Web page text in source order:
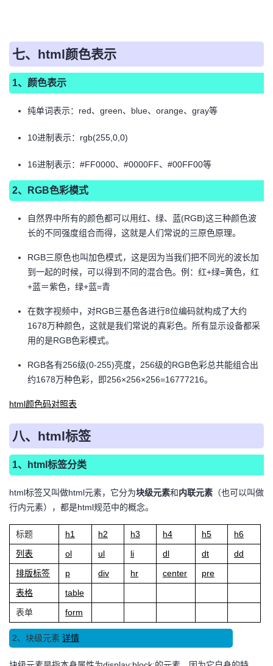
七、html颜色表示
1、颜色表示
纯单词表示：red、green、blue、orange、gray等
10进制表示：rgb(255,0,0)
16进制表示：#FF0000、#0000FF、#00FF00等
2、RGB色彩模式
自然界中所有的颜色都可以用红、绿、蓝(RGB)这三种颜色波
长的不同强度组合而得，这就是人们常说的三原色原理。
RGB三原色也叫加色模式，这是因为当我们把不同光的波长加
到一起的时候，可以得到不同的混合色。例：红+绿=黄色，红
+蓝＝紫色，绿+蓝=青
在数字视频中，对RGB三基色各进行8位编码就构成了大约
1678万种颜色，这就是我们常说的真彩色。所有显示设备都采
用的是RGB色彩模式。
RGB各有256级(0-255)亮度，256级的RGB色彩总共能组合出
约1678万种色彩，即256×256×256=16777216。
html颜色码对照表
八、html标签
1、html标签分类
html标签又叫做html元素，它分为块级元素和内联元素 （也可以叫做
行内元素），都是html规范中的概念。
标题 h1 h2 h3 h4 h5
h6
列表
ol ul li dl dt
dd
排版标签
p div hr center
pre
表格
table
表单
form
2、块级元素 详情